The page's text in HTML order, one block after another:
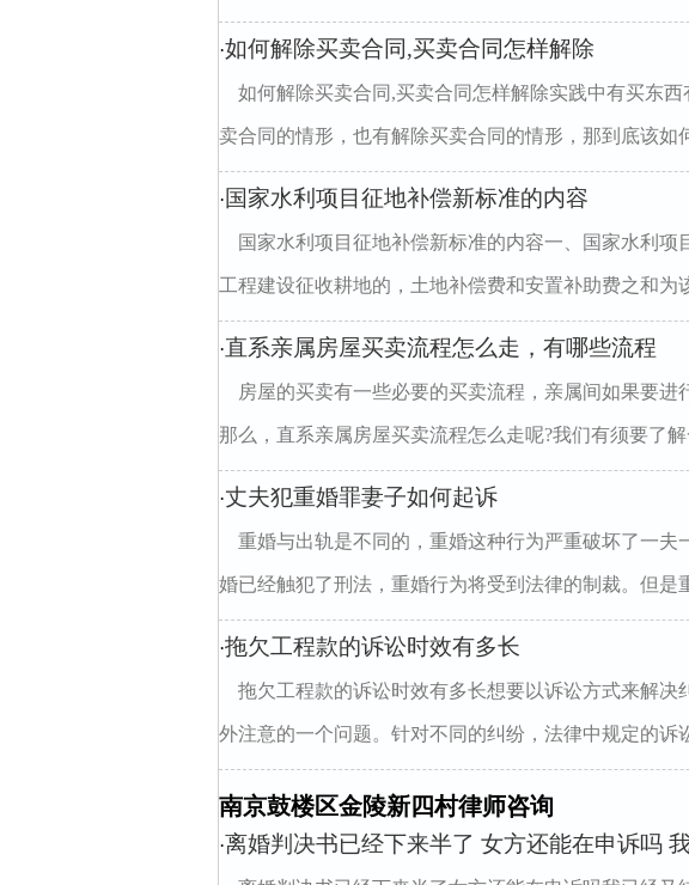
·如何解除买卖合同,买卖合同怎样解除
如何解除买卖合同,买卖合同怎样解除实践中有买东
卖合同的情形，也有解除买卖合同的情形，那到底该如
· 国家水利项目征地补偿新标准的内容
国家水利项目征地补偿新标准的内容一、国家水利
工程建设征收耕地的，土地补偿费和安置补助费之和为
·直系亲属房屋买卖流程怎么走，有哪些流程
房屋的买卖有一些必要的买卖流程，亲属间如果要进
那么，直系亲属房屋买卖流程怎么走呢?我们有须要了
·丈夫犯重婚罪妻子如何起诉
重婚与出轨是不同的，重婚这种行为严重破坏了一
婚已经触犯了刑法，重婚行为将受到法律的制裁。但是
·拖欠工程款的诉讼时效有多长
拖欠工程款的诉讼时效有多长想要以诉讼方式来解
外注意的一个问题。针对不同的纠纷，法律中规定的诉
南京鼓楼区金陵新四村律师咨询
·离婚判决书已经下来半了 女方还能在申诉吗